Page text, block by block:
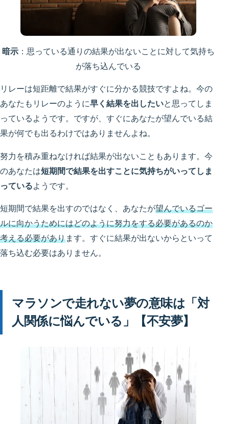
暗示 ：思っている通りの結果が出ないことに対して気持ち
が落ち込んでいる
リレーは短距離で結果がすぐに分かる競技ですよね。今の
あなたもリレーのように早く結果を出したいと思ってしま
っているようです。ですが、すぐにあなたが望んでいる結
果が何でも出るわけではありませんよね。
努力を積み重ねなければ結果が出ないこともあります。今
のあなたは短期間で結果を出すことに気持ちがいってしま
っているようです。
短期間で結果を出すのではなく、あなたが望んでいるゴー
ルに向かうためにはどのように努力をする必要があるのか
考える必要があります。すぐに結果が出ないからといって
落ち込む必要はありません。
マラソンで走れない夢の意味は「対
人関係に悩んでいる」【不安夢】